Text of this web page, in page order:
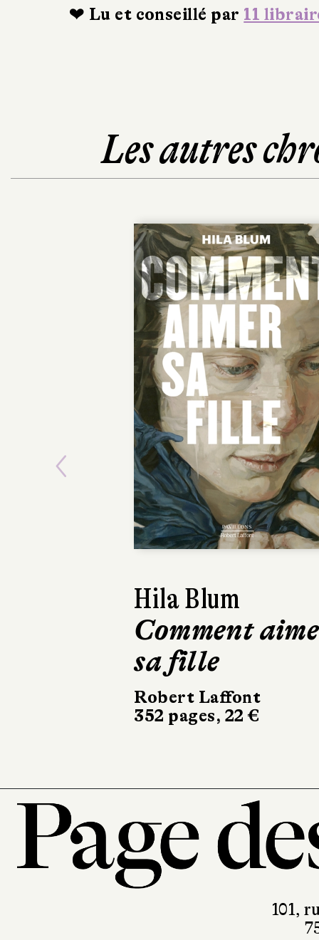
❤ Lu et conseillé par 11
Les autres
Hila Blum
Comment
sa fille
Robert Laffont
352 pages, 22 €
Frédéric
Tout
19 €
Previous
101,